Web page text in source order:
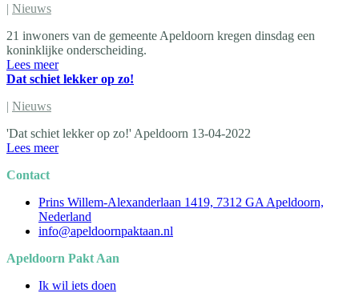
| Nieuws
21 inwoners van de gemeente Apeldoorn kregen dinsdag een
koninklijke onderscheiding.
Lees meer
Dat schiet lekker op zo!
| Nieuws
'Dat schiet lekker op zo!' Apeldoorn 13-04-2022
Lees meer
Contact
Prins Willem-Alexanderlaan 1419, 7312 GA Apeldoorn,
Nederland
info@apeldoornpaktaan.nl
Apeldoorn Pakt Aan
Ik wil iets doen